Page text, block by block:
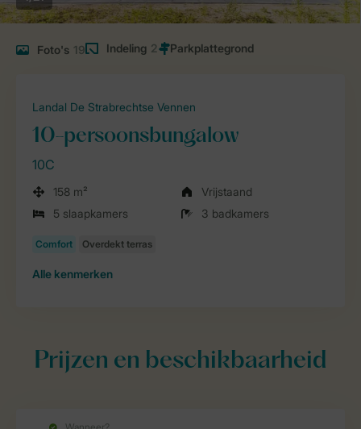
Foto's 19 Indeling 2
Landal De Strabrechtse Vennen
10-persoonsbungalow
10C
158 m²
Vrijstaand
5 slaapkamers
3 badkamers
Alle kenmerken
Prijzen en beschikbaarheid